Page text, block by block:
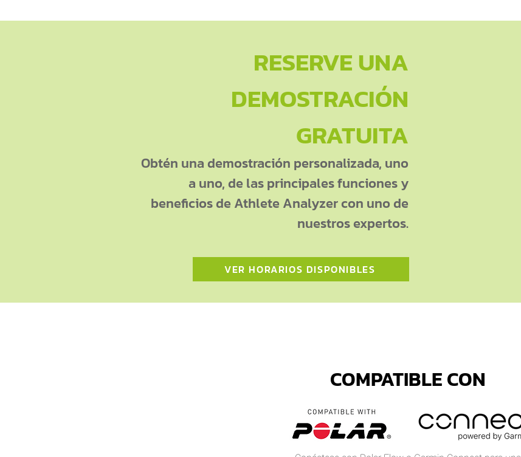
RESERVE UNA
DEMOSTRACIÓN
GRATUITA
Obtén una demostración personalizada, uno
a uno, de las principales funciones y
beneficios de Athlete Analyzer con uno de
nuestros expertos.
VER HORARIOS DISPONIBLES
COMPATIBLE CON